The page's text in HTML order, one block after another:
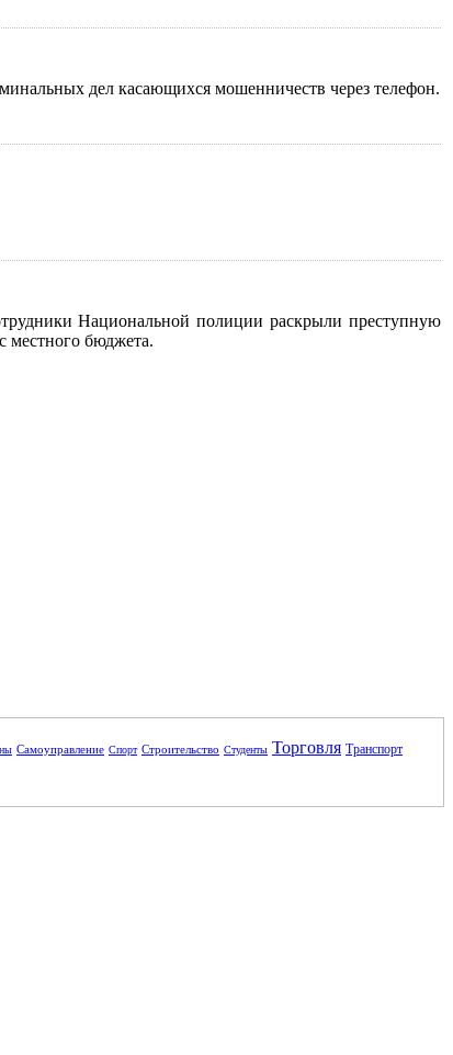
дел касающихся мошенничеств через телефон.
Национальной полиции раскрыли преступную
местного бюджета.
Самоуправление Спорт Строительство Студенты Торговля Транспорт